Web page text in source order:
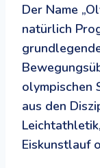
Der Name
natürlich
olympischen
aus den
Eiskunstlauf